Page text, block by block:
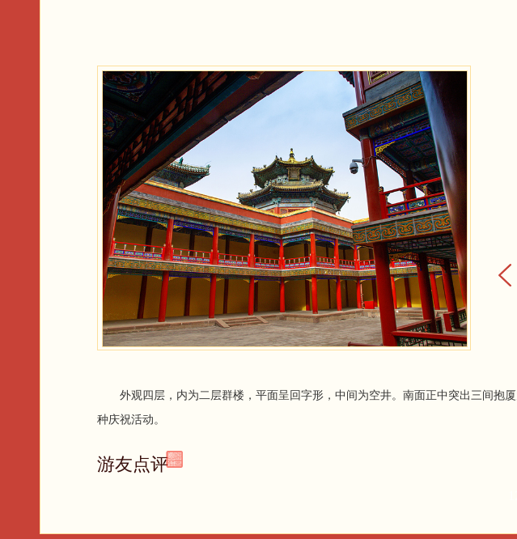
外观四层，内为二层群楼，平面呈回字形，中间为空井。南面正中突出三间抱
种庆祝活动。
游友点评